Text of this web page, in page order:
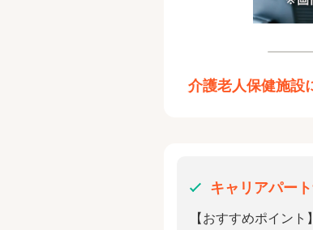
介護老人保健施設
キャリアパー
【おすすめポイント】